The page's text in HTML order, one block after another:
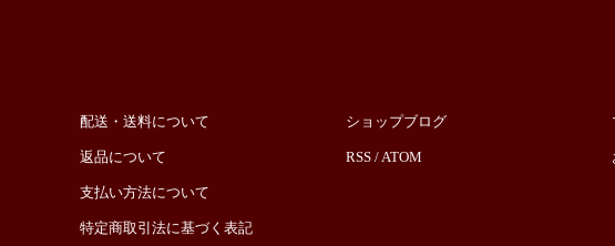
配送・送料について
返品について
支払い方法について
特定商取引法に基づく表記
ショップブログ
RSS/ATOM